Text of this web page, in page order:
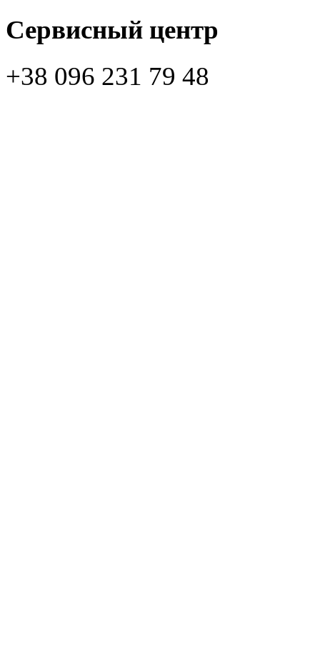
Сервисный центр
+38 096 231 79 48